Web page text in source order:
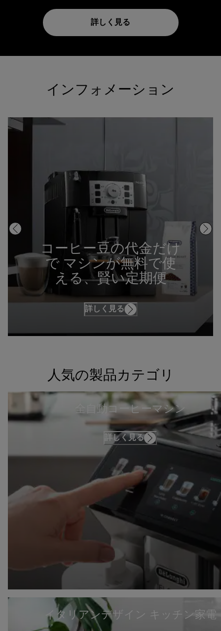
詳しく見る
インフォメーション
コーヒー豆の代金だけ
で マシンが無料で使
える、賢い定期便
詳しく見る
人気の製品カテゴリ
全自動コーヒーマシン
詳しく見る
イタリアンデザイン キッチン家電